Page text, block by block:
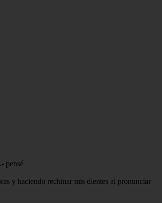
pensé
y haciendo rechinar mis dientes al pronunciar